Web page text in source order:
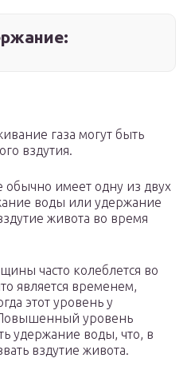
газа могут быть
вздутия.
обычно имеет одну из двух
воды или удержание
живота во время
часто колеблется во
является временем,
этот уровень у
уровень
удержание воды, что, в
вздутие живота.